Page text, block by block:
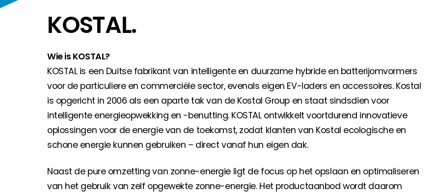
Als u op zoek bent naar belangrijke product- en branche-informatie, dan vindt u die hier.
KOSTAL.
Wie is KOSTAL?
KOSTAL is een Duitse fabrikant van intelligente en duurzame hybride en batterijomvormers
voor de particuliere en commerciële sector, evenals eigen EV-laders en accessoires. Kostal
is opgericht in 2006 als een aparte tak van de Kostal Group en staat sindsdien voor
intelligente energieopwekking en -benutting. KOSTAL ontwikkelt voortdurend innovatieve
oplossingen voor de energie van de toekomst, zodat klanten van Kostal ecologische en
schone energie kunnen gebruiken – direct vanaf hun eigen dak.
Naast de pure omzetting van zonne-energie ligt de focus op het opslaan en optimaliseren
van het gebruik van zelf opgewekte zonne-energie. Het productaanbod wordt daarom